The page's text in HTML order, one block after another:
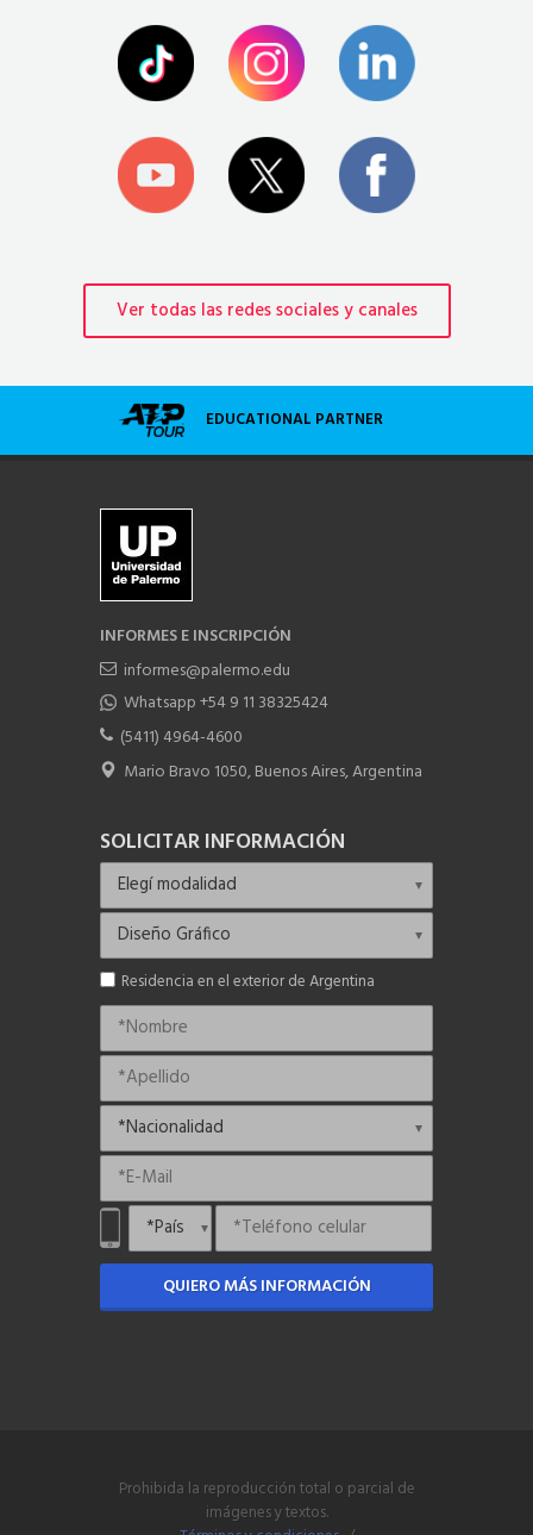
Ver todas las redes sociales y canales
EDUCATIONAL PARTNER
INFORMES E INSCRIPCIÓN
informes@palermo.edu
Whatsapp +54 9 11 38325424
(5411) 4964-4600
Mario Bravo 1050, Buenos Aires, Argentina
SOLICITAR INFORMACIÓN
Residencia en el exterior de Argentina
QUIERO MÁS INFORMACIÓN
Prohibida la reproducción total o parcial de
imágenes y textos.